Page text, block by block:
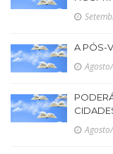
A PÓS-